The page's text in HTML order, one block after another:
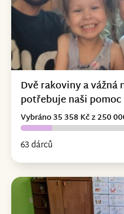
Dvě rakoviny a
potřebuje naši pomoc
63 dárců
Vybráno 35 358 Kč z 250